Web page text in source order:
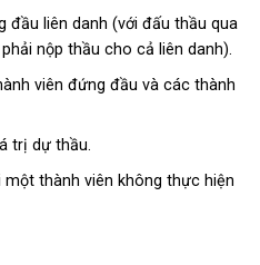
đầu liên danh (với đấu thầu qua
nộp thầu cho cả liên danh).
viên đứng đầu và các thành
trị dự thầu.
thành viên không thực hiện